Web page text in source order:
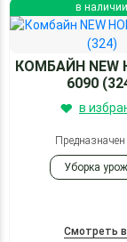
в наличии
КОМБАЙН NEW
6090
в
Предназначен
Уборка
Смотреть